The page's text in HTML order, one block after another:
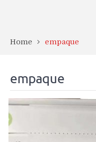
Home empaque
empaque